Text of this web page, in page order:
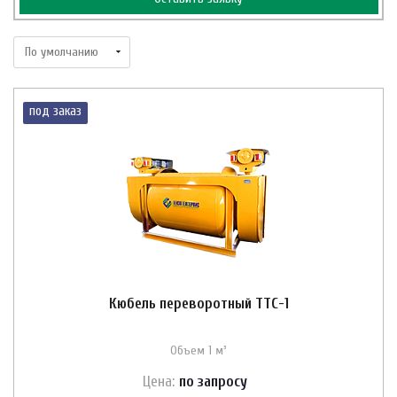
под заказ
Кюбель переворотный ТТС-1
Объем 1 м³
Цена: по запросу